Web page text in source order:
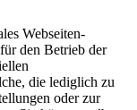
Webseiten-
den Betrieb der
die lediglich zu
oder zur